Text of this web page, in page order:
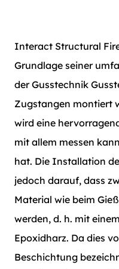
Interact Structural
Grundlage seiner
der Gusstechnik
Zugstangen montiert
wird eine
mit allem messen
hat. Die Installation
jedoch darauf, dass
Material wie beim
werden, d. h. mit
Epoxidharz. Da dies
Beschichtung